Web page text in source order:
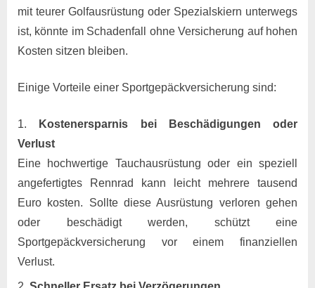
mit teurer Golfausrüstung oder Spezialskiern unterwegs
ist, könnte im Schadenfall ohne Versicherung auf hohen
Kosten sitzen bleiben.
Einige Vorteile einer Sportgepäckversicherung sind:
Kostenersparnis bei Beschädigungen oder
Verlust
Eine hochwertige Tauchausrüstung oder ein speziell
angefertigtes Rennrad kann leicht mehrere tausend
Euro kosten. Sollte diese Ausrüstung verloren gehen
oder beschädigt werden, schützt eine
Sportgepäckversicherung vor einem finanziellen
Verlust.